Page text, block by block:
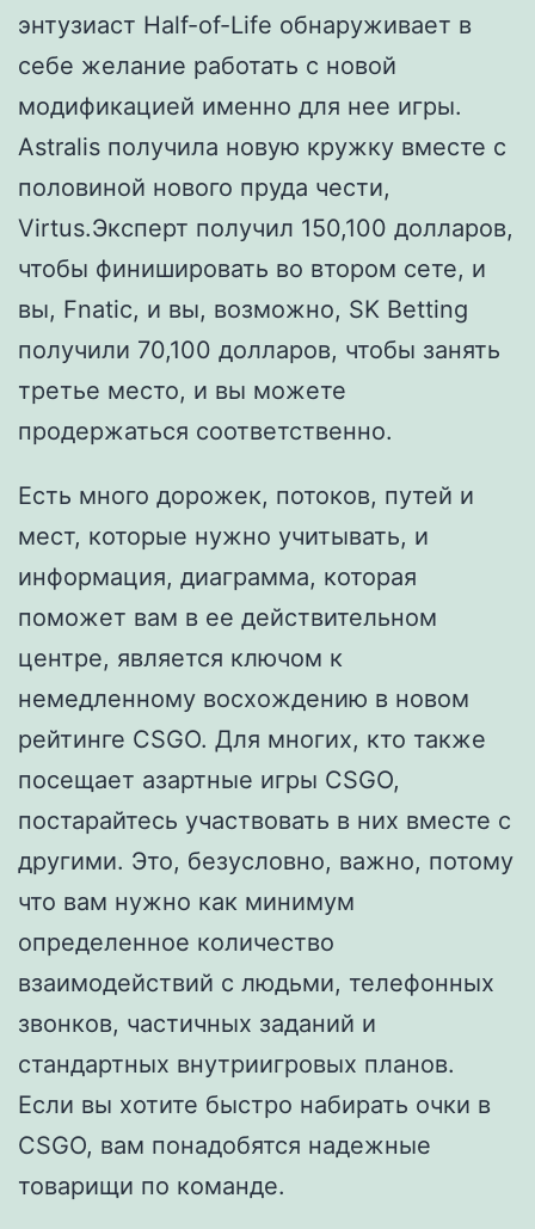
энтузиаст Half-of-Life обнаруживает в
себе желание работать с новой
модификацией именно для нее игры.
Astralis получила новую кружку вместе с
половиной нового пруда чести,
Virtus.Эксперт получил 150,100 долларов,
чтобы финишировать во втором сете, и
вы, Fnatic, и вы, возможно, SK Betting
получили 70,100 долларов, чтобы занять
третье место, и вы можете
продержаться соответственно.
Есть много дорожек, потоков, путей и
мест, которые нужно учитывать, и
информация, диаграмма, которая
поможет вам в ее действительном
центре, является ключом к
немедленному восхождению в новом
рейтинге CSGO. Для многих, кто также
посещает азартные игры CSGO,
постарайтесь участвовать в них вместе с
другими. Это, безусловно, важно, потому
что вам нужно как минимум
определенное количество
взаимодействий с людьми, телефонных
звонков, частичных заданий и
стандартных внутриигровых планов.
Если вы хотите быстро набирать очки в
CSGO, вам понадобятся надежные
товарищи по команде.